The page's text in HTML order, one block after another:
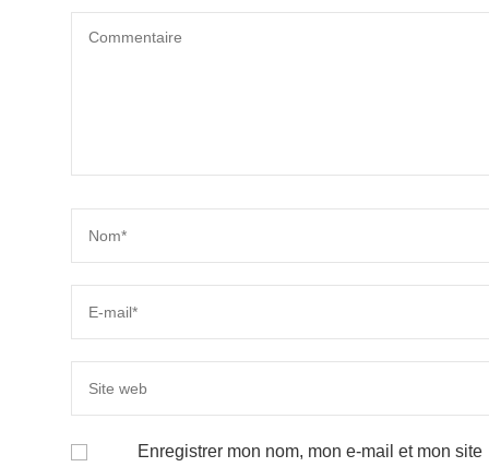
Enregistrer mon nom, mon e-mail et mon site